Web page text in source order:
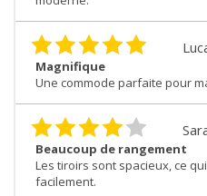
Magnifique
Une commode parfaite pour
Beaucoup de rangement
Les tiroirs sont spacieux, ce
facilement.